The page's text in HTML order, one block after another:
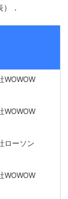
．
WOWOW
WOWOW
ローソン
WOWOW